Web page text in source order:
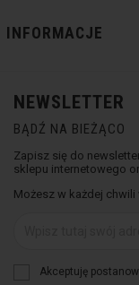
INFORMACJE
NEWSLETTER
BĄDŹ NA BIEŻĄCO
Zapisz się do
sklepu internetowego
Możesz w każdej
Akceptuję